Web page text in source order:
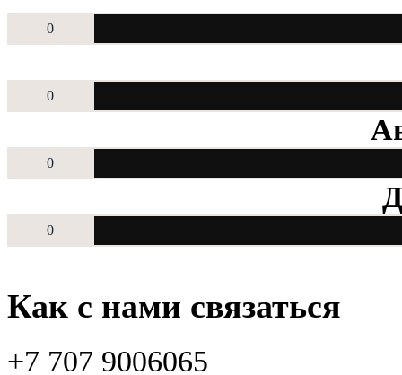
0
0
0
0
Как с нами связаться
+7 707 9006065